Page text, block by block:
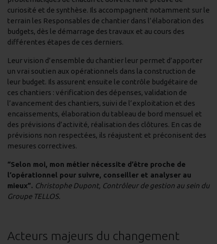
curiosité et de synthèse. Ils accompagnent notamment sur le
terrain les Responsables de chantier dans l’élaboration des
budgets, dès le démarrage des travaux et au cours des
différentes étapes de ces derniers.
Leur vision d’ensemble du chantier leur permet d’apporter
un vrai soutien aux opérationnels dans la construction de
leur budget. Ils assurent ensuite le contrôle budgétaire de
ces chantiers : vérification des dépenses, validation de
l’avancement des chantiers, suivi de l’exploitation et des
encaissements, élaboration du tableau de bord mensuel et
des prévisions d’activité, réalisation des clôtures. En cas de
prévisions non respectées, ils réajustent et préconisent des
mesures correctives.
“Selon moi, mon métier nécessite d’être proche de
l’opérationnel pour suivre, conseiller et analyser au
mieux”. Christophe Dupont, Contrôleur de gestion au sein du
Groupe TELLOS.
Acteurs majeurs du changement